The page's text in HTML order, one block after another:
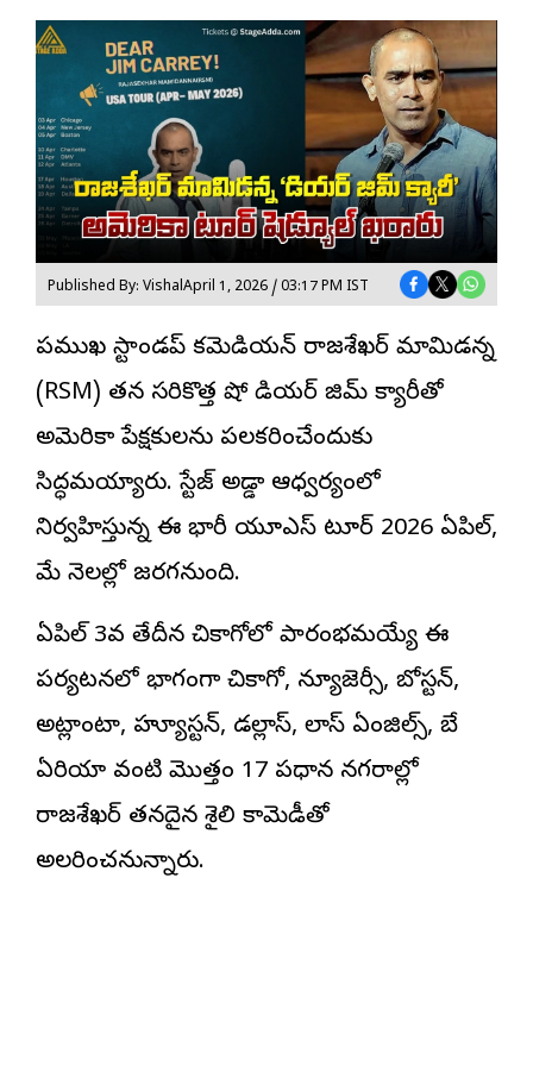
Published By: VishalApril 1, 2026 / 03:17 PM IST
ప్రముఖ స్టాండప్ కమెడియన్ రాజశేఖర్ మామిడన్న
(RSM) తన సరికొత్త షో డియర్ జిమ్ క్యారీతో
అమెరికా ప్రేక్షకులను పలకరించేందుకు
సిద్ధమయ్యారు. స్టేజ్ అడ్డా ఆధ్వర్యంలో
నిర్వహిస్తున్న ఈ భారీ యూఎస్ టూర్ 2026 ఏప్రిల్,
మే నెలల్లో జరగనుంది.
ఏప్రిల్ 3వ తేదీన చికాగోలో ప్రారంభమయ్యే ఈ
పర్యటనలో భాగంగా చికాగో, న్యూజెర్సీ, బోస్టన్,
అట్లాంటా, హ్యూస్టన్, డల్లాస్, లాస్ ఏంజిల్స్, బే
ఏరియా వంటి మొత్తం 17 ప్రధాన నగరాల్లో
రాజశేఖర్ తనదైన శైలి కామెడీతో
అలరించనున్నారు.